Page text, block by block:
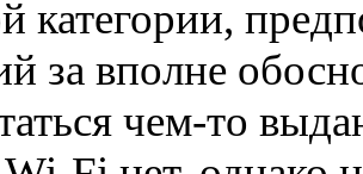
категории,
за вполне
чем-то